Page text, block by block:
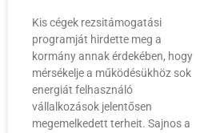
Kis cégek rezsitámogatási
programját hirdette meg a
kormány annak érdekében, hogy
mérsékelje a működésükhöz sok
energiát felhasználó
vállalkozások jelentősen
megemelkedett terheit. Sajnos a